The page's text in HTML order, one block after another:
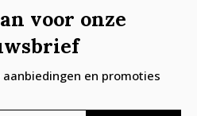
voor onze
en promoties